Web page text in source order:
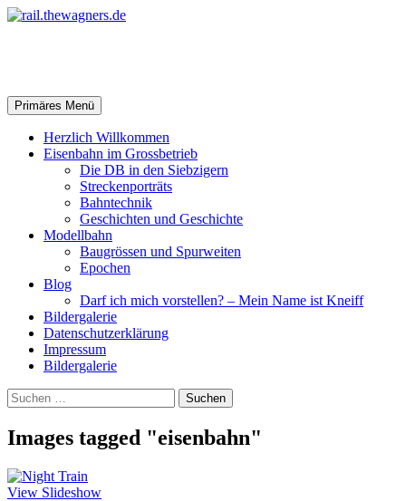
Zum
Suchen
Primäres Menü
Herzlich Willkommen
Eisenbahn im Grossbetrieb
Die DB in den Siebzigern
Streckenporträts
Bahntechnik
Geschichten und Geschichte
Modellbahn
Baugrössen und Spurweiten
Epochen
Blog
Darf ich mich vorstellen? – Mein Name ist Kneiff
Bildergalerie
Datenschutzerklärung
Impressum
Bildergalerie
Suchen
nach:
Images tagged "eisenbahn"
View Slideshow